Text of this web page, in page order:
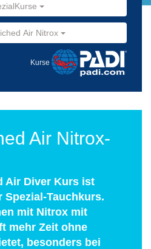
Air Nitrox
Kurse
Air Nitrox-
Air Diver Kurs ist
Spezial-Tauchkurs.
mit Nitrox mit
mehr Zeit ohne
besonders bei